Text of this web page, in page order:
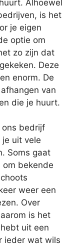
Alhoewel
is het
je eigen
optie om
zo zijn dat
Deze
enorm. De
van
die je huurt.
ons bedrijf
uit vele
Soms gaat
om bekende
weer een
Over
is het
uit een
ieder wat wils